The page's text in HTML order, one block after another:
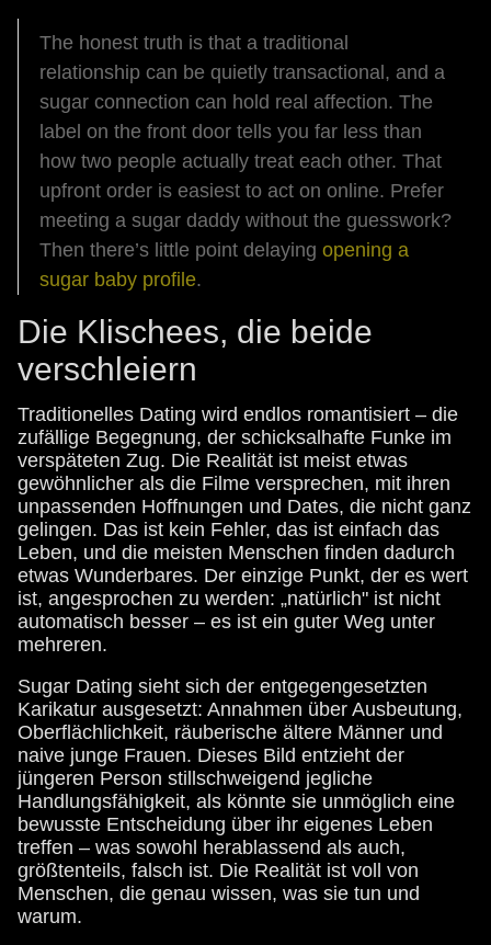
The honest truth is that a traditional
relationship can be quietly transactional, and a
sugar connection can hold real affection. The
label on the front door tells you far less than
how two people actually treat each other. That
upfront order is easiest to act on online. Prefer
meeting a sugar daddy without the guesswork?
Then there’s little point delaying opening a
sugar baby profile.
Die Klischees, die beide
verschleiern
Traditionelles Dating wird endlos romantisiert – die
zufällige Begegnung, der schicksalhafte Funke im
verspäteten Zug. Die Realität ist meist etwas
gewöhnlicher als die Filme versprechen, mit ihren
unpassenden Hoffnungen und Dates, die nicht ganz
gelingen. Das ist kein Fehler, das ist einfach das
Leben, und die meisten Menschen finden dadurch
etwas Wunderbares. Der einzige Punkt, der es wert
ist, angesprochen zu werden: „natürlich" ist nicht
automatisch besser – es ist ein guter Weg unter
mehreren.
Sugar Dating sieht sich der entgegengesetzten
Karikatur ausgesetzt: Annahmen über Ausbeutung,
Oberflächlichkeit, räuberische ältere Männer und
naive junge Frauen. Dieses Bild entzieht der
jüngeren Person stillschweigend jegliche
Handlungsfähigkeit, als könnte sie unmöglich eine
bewusste Entscheidung über ihr eigenes Leben
treffen – was sowohl herablassend als auch,
größtenteils, falsch ist. Die Realität ist voll von
Menschen, die genau wissen, was sie tun und
warum.